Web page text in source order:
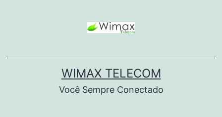
WIMAX TELECOM
Você Sempre Conectado